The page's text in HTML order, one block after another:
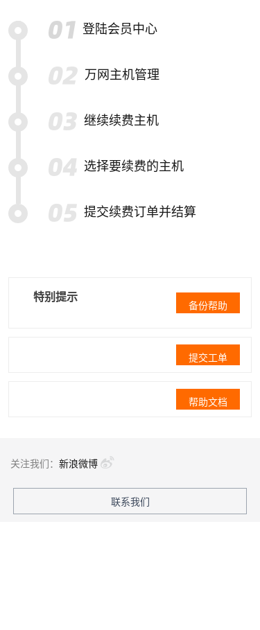
登陆会员中心
万网主机管理
继续续费主机
选择要续费的主机
提交续费订单并结算
特别提示
备份帮助
提交工单
帮助文档